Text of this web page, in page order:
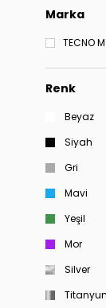
Marka
TECNO
Renk
Beyaz
Siyah
Gri
Mavi
Yeşil
Mor
Silver